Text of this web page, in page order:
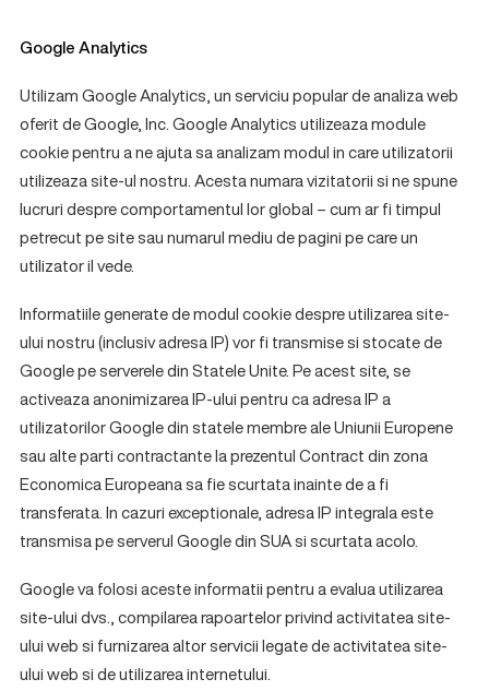
Google Analytics
Utilizam Google Analytics, un serviciu popular de analiza web
oferit de Google, Inc. Google Analytics utilizeaza module
cookie pentru a ne ajuta sa analizam modul in care utilizatorii
utilizeaza site-ul nostru. Acesta numara vizitatorii si ne spune
lucruri despre comportamentul lor global – cum ar fi timpul
petrecut pe site sau numarul mediu de pagini pe care un
utilizator il vede.
Informatiile generate de modul cookie despre utilizarea site-
ului nostru (inclusiv adresa IP) vor fi transmise si stocate de
Google pe serverele din Statele Unite. Pe acest site, se
activeaza anonimizarea IP-ului pentru ca adresa IP a
utilizatorilor Google din statele membre ale Uniunii Europene
sau alte parti contractante la prezentul Contract din zona
Economica Europeana sa fie scurtata inainte de a fi
transferata. In cazuri exceptionale, adresa IP integrala este
transmisa pe serverul Google din SUA si scurtata acolo.
Google va folosi aceste informatii pentru a evalua utilizarea
site-ului dvs., compilarea rapoartelor privind activitatea site-
ului web si furnizarea altor servicii legate de activitatea site-
ului web si de utilizarea internetului.